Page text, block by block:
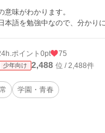
味がわかります。
本語を勉強中なので、分かり
ポイント 0pt 75
少年向け 2,488 位 / 2,488件
学園・青春